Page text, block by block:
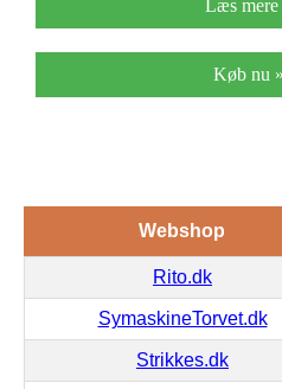
Læs mere
Køb nu »
Webshop
Rito.dk
SymaskineTorvet.dk
Strikkes.dk